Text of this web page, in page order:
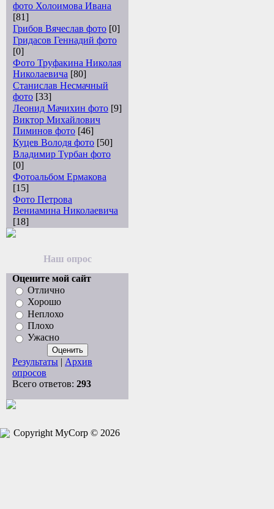
фото Холоимова Ивана
[81]
Грибов Вячеслав фото [0]
Гридасов Геннадий фото
[0]
Фото Труфакина Николая
Николаевича [80]
Станислав Несмачный
фото [33]
Леонид Мачихин фото [9]
Виктор Михайлович
Пиминов фото [46]
Куцев Володя фото [50]
Владимир Турбан фото
[0]
Фотоальбом Ермакова
[15]
Фото Петрова
Вениамина Николаевича
[18]
Наш опрос
Оцените мой сайт
Отлично
Хорошо
Неплохо
Плохо
Ужасно
Результаты | Архив
опросов
Всего ответов: 293
Copyright MyCorp © 2026